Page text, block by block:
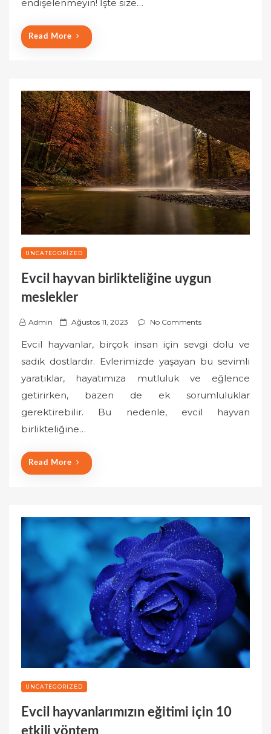
endişelenmeyin! İşte size…
Read More
UNCATEGORIZED
Evcil hayvan birlikteliğine uygun
meslekler
Admin
P
s
t
o
Ağustos 11, 2023 No Comments
Evcil hayvanlar, birçok insan için sevgi dolu ve
sadık dostlardır. Evlerimizde yaşayan bu sevimli
yaratıklar, hayatımıza mutluluk ve eğlence
getirirken, bazen de ek sorumluluklar
gerektirebilir. Bu nedenle, evcil hayvan
birlikteliğine…
Read More
UNCATEGORIZED
Evcil hayvanlarımızın eğitimi için 10
etkili yöntem